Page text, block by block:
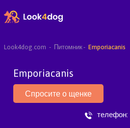
Look4dog.com Питомник Emporiacanis
Emporiacanis
Спросите о щенке
телефон: